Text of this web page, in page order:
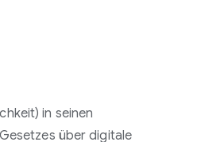
in seinen
über digitale